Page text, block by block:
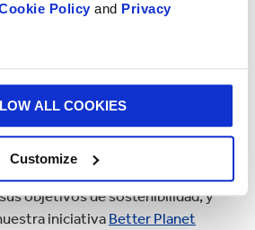
Policy and Privacy
ALL COOKIES
Customize
objetivos de sostenibilidad, y
iniciativa Better Planet